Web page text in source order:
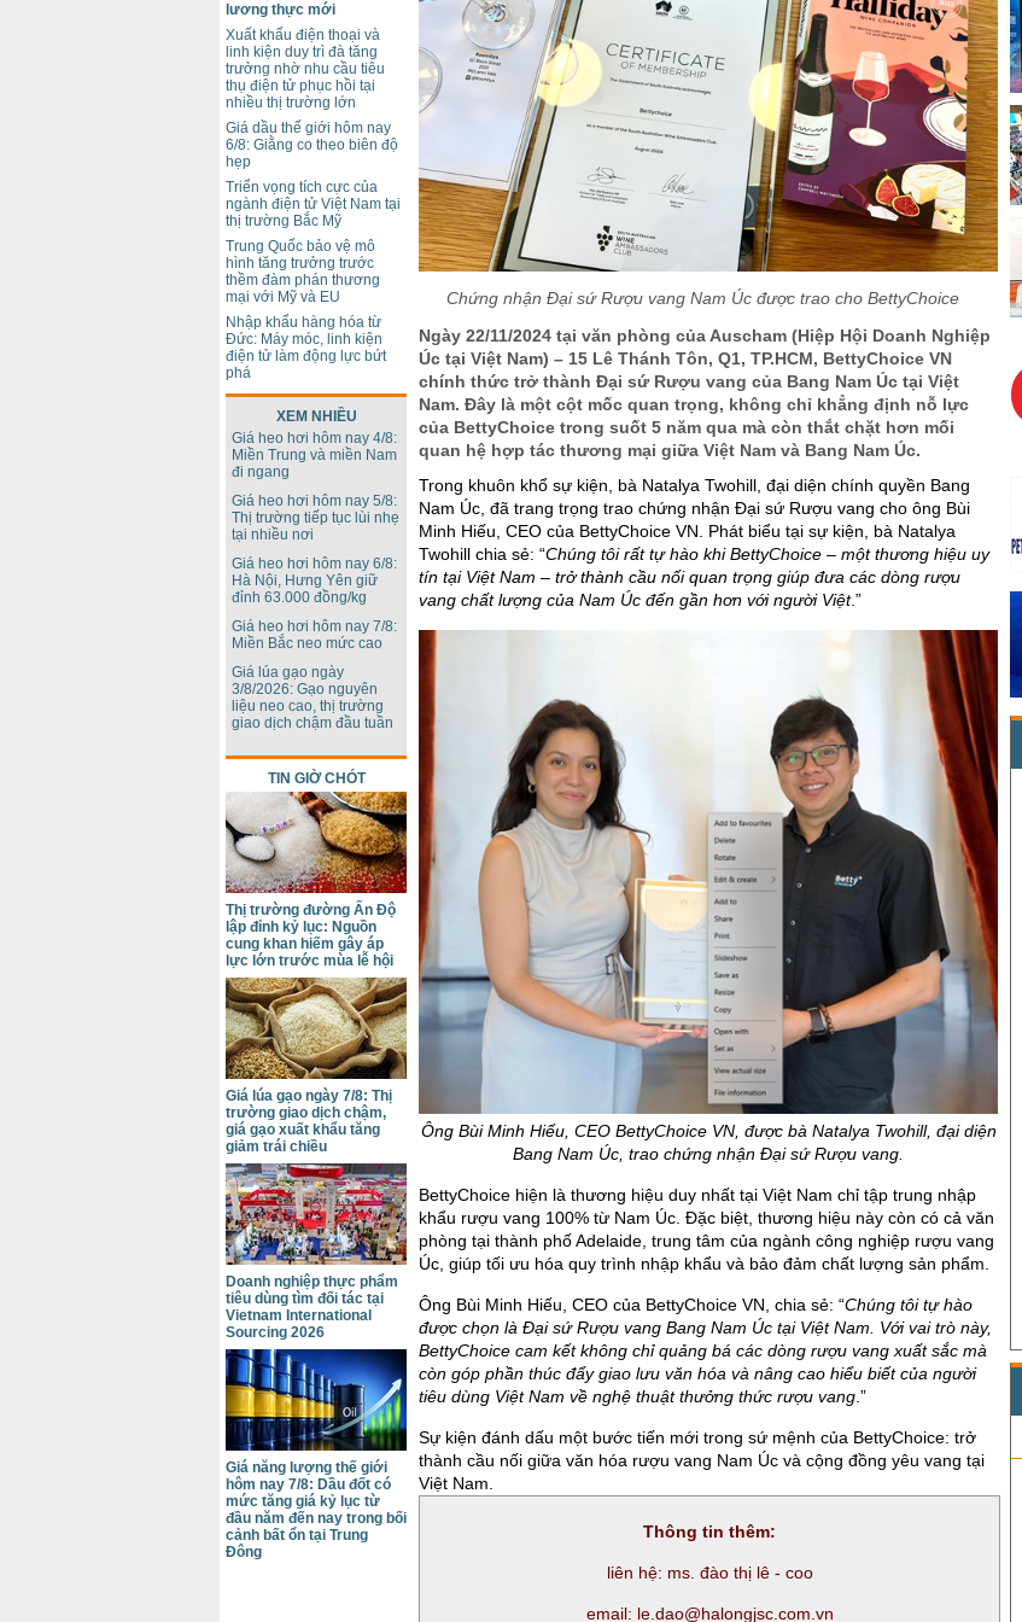
Chứng nhận Đại sứ Rượu vang Nam Úc được trao cho BettyChoice
Ngày 22/11/2024 tại văn phòng của Auscham (Hiệp Hội Doanh Nghiệp
Úc tại Việt Nam) – 15 Lê Thánh Tôn, Q1, TP.HCM, BettyChoice VN
chính thức trở thành Đại sứ Rượu vang của Bang Nam Úc tại Việt
Nam. Đây là một cột mốc quan trọng, không chỉ khẳng định nỗ lực
của BettyChoice trong suốt 5 năm qua mà còn thắt chặt hơn mối
quan hệ hợp tác thương mại giữa Việt Nam và Bang Nam Úc.
Trong khuôn khổ sự kiện, bà Natalya Twohill, đại diện chính quyền Bang
Nam Úc, đã trang trọng trao chứng nhận Đại sứ Rượu vang cho ông Bùi
Minh Hiếu, CEO của BettyChoice VN. Phát biểu tại sự kiện, bà Natalya
Twohill chia sẻ: “Chúng tôi rất tự hào khi BettyChoice – một thương hiệu uy
tín tại Việt Nam – trở thành cầu nối quan trọng giúp đưa các dòng rượu
vang chất lượng của Nam Úc đến gần hơn với người Việt.”
Ông Bùi Minh Hiếu, CEO BettyChoice VN, được bà Natalya Twohill, đại diện
Bang Nam Úc, trao chứng nhận Đại sứ Rượu vang.
BettyChoice hiện là thương hiệu duy nhất tại Việt Nam chỉ tập trung nhập
khẩu rượu vang 100% từ Nam Úc. Đặc biệt, thương hiệu này còn có cả văn
phòng tại thành phố Adelaide, trung tâm của ngành công nghiệp rượu vang
Úc, giúp tối ưu hóa quy trình nhập khẩu và bảo đảm chất lượng sản phẩm.
Ông Bùi Minh Hiếu, CEO của BettyChoice VN, chia sẻ: “Chúng tôi tự hào
được chọn là Đại sứ Rượu vang Bang Nam Úc tại Việt Nam. Với vai trò này,
BettyChoice cam kết không chỉ quảng bá các dòng rượu vang xuất sắc mà
còn góp phần thúc đẩy giao lưu văn hóa và nâng cao hiểu biết của người
tiêu dùng Việt Nam về nghệ thuật thưởng thức rượu vang .”
Sự kiện đánh dấu một bước tiến mới trong sứ mệnh của BettyChoice: trở
thành cầu nối giữa văn hóa rượu vang Nam Úc và cộng đồng yêu vang tại
Việt Nam.
Thông tin thêm:
liên hệ: ms. đào thị lê - coo
email: le.dao@halongjsc.com.vn
lương thực mới
Xuất khẩu điện thoại và
linh kiện duy trì đà tăng
trưởng nhờ nhu cầu tiêu
thụ điện tử phục hồi tại
nhiều thị trường lớn
Giá dầu thế giới hôm nay
6/8: Giằng co theo biên độ
hẹp
Triển vọng tích cực của
ngành điện tử Việt Nam tại
thị trường Bắc Mỹ
Trung Quốc bảo vệ mô
hình tăng trưởng trước
thềm đàm phán thương
mại với Mỹ và EU
Nhập khẩu hàng hóa từ
Đức: Máy móc, linh kiện
điện tử làm động lực bứt
phá
XEM NHIỀU
Giá heo hơi hôm nay 4/8:
Miền Trung và miền Nam
đi ngang
Giá heo hơi hôm nay 5/8:
Thị trường tiếp tục lùi nhẹ
tại nhiều nơi
Giá heo hơi hôm nay 6/8:
Hà Nội, Hưng Yên giữ
đỉnh 63.000 đồng/kg
Giá heo hơi hôm nay 7/8:
Miền Bắc neo mức cao
Giá lúa gạo ngày
3/8/2026: Gạo nguyên
liệu neo cao, thị trường
giao dịch chậm đầu tuần
TIN GIỜ CHÓT
Thị trường đường Ấn Độ
lập đỉnh kỷ lục: Nguồn
cung khan hiếm gây áp
lực lớn trước mùa lễ hội
Giá lúa gạo ngày 7/8: Thị
trường giao dịch chậm,
giá gạo xuất khẩu tăng
giảm trái chiều
Doanh nghiệp thực phẩm
tiêu dùng tìm đối tác tại
Vietnam International
Sourcing 2026
Giá năng lượng thế giới
hôm nay 7/8: Dầu đốt có
mức tăng giá kỷ lục từ
đầu năm đến nay trong bối
cảnh bất ổn tại Trung
Đông